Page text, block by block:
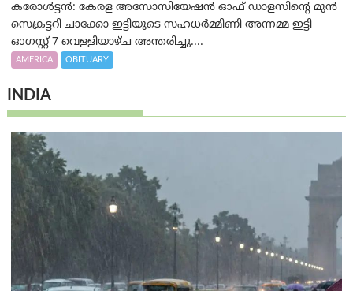
കരോൾട്ടൻ: കേരള അസോസിയേഷൻ ഓഫ് ഡാളസിന്റെ മുൻ
സെക്രട്ടറി ചാക്കോ ഇട്ടിയുടെ സഹധര്‍മ്മിണി അന്നമ്മ ഇട്ടി
ഓഗസ്റ്റ് 7 വെള്ളിയാഴ്ച അന്തരിച്ചു....
AMERICA OBITUARY
INDIA